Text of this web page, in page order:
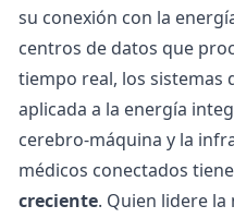
su conexión con la
centros de datos que
tiempo real, los sistemas
aplicada a la energía
cerebro-máquina y la
médicos conectados
creciente. Quien lidere